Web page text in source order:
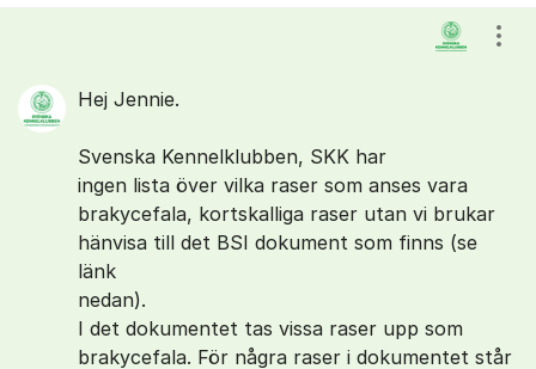
Hej Jennie.
Svenska Kennelklubben, SKK har
ingen lista över vilka raser som anses vara
brakycefala, kortskalliga raser utan vi brukar
hänvisa till det BSI dokument som finns (se
länk
nedan).
I det dokumentet tas vissa raser upp som
brakycefala. För några raser i dokumentet står